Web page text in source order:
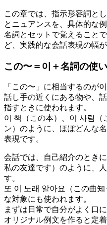
この章では、指示形容詞と
とニュアンスを、具体的な
名詞とセットで覚えること
ど、実践的な会話表現の幅
この〜＝이＋名詞の使
「この〜」に相当するのが
話し手の近くにある物や、
指すときに使われます。
이 책（この本）、이 사람
ン）のように、ほぼどんな
表現です。
会話では、自己紹介のとき
私の友達です）のように、
す。
또 이 노래 알아요（この曲
な対象にも使われます。
まずは日常で自分がよく口
オリジナル例文を作ると定